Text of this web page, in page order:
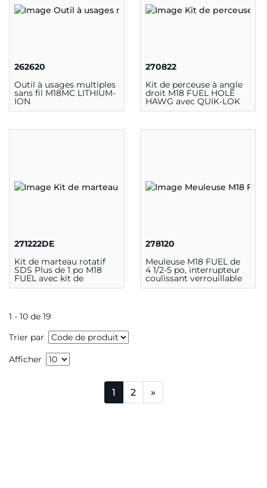
262620
Outil à usages multiples
sans fil M18MC LITHIUM-
ION
270822
Kit de perceuse à angle
droit M18 FUEL HOLE
HAWG avec QUIK-LOK
271222DE
Kit de marteau rotatif
SDS Plus de 1 po M18
FUEL avec kit de
dépoussiéreur
278120
Meuleuse M18 FUEL de
4 1/2-5 po, interrupteur
coulissant verrouillable
en marche (outil
1 - 10 de 19
Trier par
Afficher
1 2 »